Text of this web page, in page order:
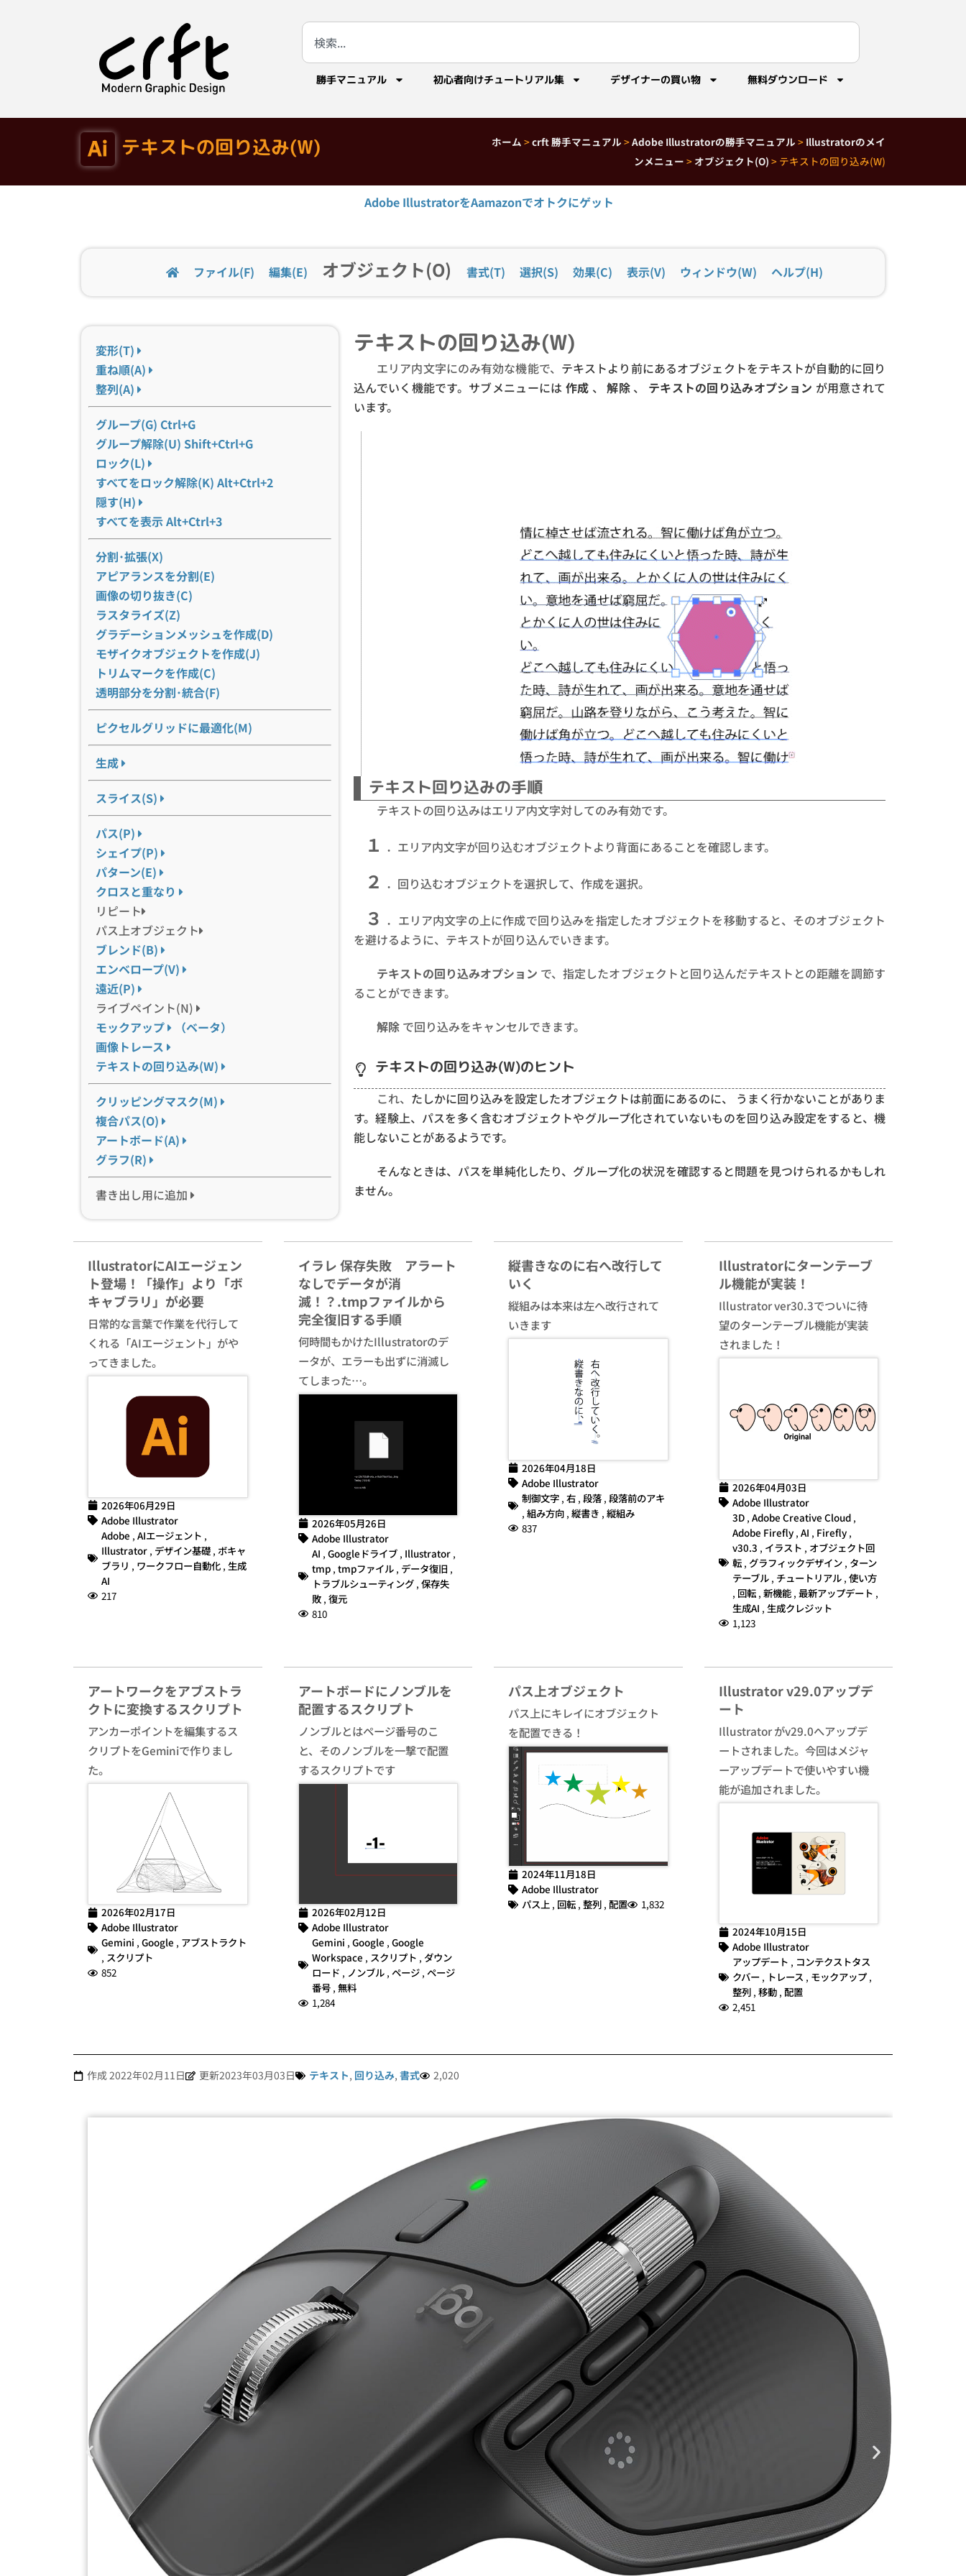
勝手マニュアル 初心者向けチュートリアル集 デザイナーの買い物 無料ダウンロード
テキストの回り込み(W) ホーム >crft 勝手マニュアル >Adobe Illustratorの勝手マニュアル > Illustratorのメイ
ンメニュー > オブジェクト(O) > テキストの回り込み(W)
Adobe IllustratorをAamazonでオトクにゲット
ファイル(F) 編集(E) オブジェクト(O) 書式(T) 選択(S) 効果(C) 表示(V) ウィンドウ(W) ヘルプ(H)
変形(T)
重ね順(A)
整列(A)
グループ(G) Ctrl+G
グループ解除(U) Shift+Ctrl+G
ロック(L)
すべてをロック解除(K) Alt+Ctrl+2
隠す(H)
すべてを表示 Alt+Ctrl+3
分割･拡張(X)
アピアランスを分割(E)
画像の切り抜き(C)
ラスタライズ(Z)
グラデーションメッシュを作成(D)
モザイクオブジェクトを作成(J)
トリムマークを作成(C)
透明部分を分割･統合(F)
ピクセルグリッドに最適化(M)
生成
スライス(S)
パス(P)
シェイプ(P)
パターン(E)
クロスと重なり
リピート
パス上オブジェクト
ブレンド(B)
エンベロープ(V)
遠近(P)
ライブペイント(N)
モックアップ
（ベータ）
画像トレース
テキストの回り込み(W)
クリッピングマスク(M)
複合パス(O)
アートボード(A)
グラフ(R)
書き出し用に追加
テキストの回り込み(W)
エリア内文字にのみ有効な機能で、 テキストより前にあるオブジェクトをテキストが自動的に回り
込んでいく機能です。サブメニューには 作成 、 解除 、 テキストの回り込みオプション が用意されて
います。
テキスト回り込みの手順
テキストの回り込みはエリア内文字対してのみ有効です。
１ ．エリア内文字が回り込むオブジェクトより背面にあることを確認します。
２ ．回り込むオブジェクトを選択して、作成を選択。
３ ．エリア内文字の上に作成で回り込みを指定したオブジェクトを移動すると、そのオブジェクト
を避けるように、テキストが回り込んでいきます。
テキストの回り込みオプション で、指定したオブジェクトと回り込んだテキストとの距離を調節す
ることができます。
解除で回り込みをキャンセルできます。
テキストの回り込み(W)のヒント
これ、 たしかに回り込みを設定したオブジェクトは前面にあるのに、
うまく行かないことがありま
す。経験上、パスを多く含むオブジェクトやグループ化されていないものを回り込み設定をすると、機
能しないことがあるようです。
そんなときは、パスを単純化したり、グループ化の状況を確認すると問題を見つけられるかもしれ
ません。
IllustratorにAIエージェン
ト登場！「操作」より「ボ
キャブラリ」が必要
日常的な言葉で作業を代行して
くれる「AIエージェント」がや
ってきました。
2026年06月29日
Adobe Illustrator
Adobe , AIエージェント ,
Illustrator , デザイン基礎 , ボキャ
ブラリ , ワークフロー自動化 , 生成
AI
217
イラレ 保存失敗 アラート
なしでデータが消
滅！？.tmpファイルから
完全復旧する手順
何時間もかけたIllustratorのデ
ータが、エラーも出ずに消滅し
てしまった…。
2026年05月26日
Adobe Illustrator
AI , Googleドライブ, Illustrator,
tmp, tmpファイル, データ復旧 ,
トラブルシューティング, 保存失
敗, 復元
810
縦書きなのに右へ改行して
いく
縦組みは本来は左へ改行されて
いきます
2026年04月18日
Adobe Illustrator
制御文字 , 右 , 段落 , 段落前のアキ
, 組み方向 , 縦書き , 縦組み
837
Illustratorにターンテーブ
ル機能が実装！
Illustrator ver30.3でついに待
望のターンテーブル機能が実装
されました！
2026年04月03日
Adobe Illustrator
3D, Adobe Creative Cloud,
Adobe Firefly, AI , Firefly,
v30.3 , イラスト , オブジェクト回
転, グラフィックデザイン, ターン
テーブル, チュートリアル, 使い方
, 回転, 新機能, 最新アップデート ,
生成AI , 生成クレジット
1,123
アートワークをアブストラ
クトに変換するスクリプト
アンカーポイントを編集するス
クリプトをGeminiで作りまし
た。
2026年02月17日
Adobe Illustrator
Gemini , Google , アブストラクト
, スクリプト
852
アートボードにノンブルを
配置するスクリプト
ノンブルとはページ番号のこ
と、そのノンブルを一撃で配置
するスクリプトです
2026年02月12日
Adobe Illustrator
Gemini , Google , Google
Workspace , スクリプト , ダウン
ロード , ノンブル, ページ, ページ
番号, 無料
1,284
パス上オブジェクト
パス上にキレイにオブジェクト
を配置できる！
2024年11月18日
Adobe Illustrator
パス上 , 回転 , 整列 , 配置 1,832
Illustrator v29.0アップデ
ート
Illustrator がv29.0へアップデ
ートされました。今回はメジャ
ーアップデートで使いやすい機
能が追加されました。
2024年10月15日
Adobe Illustrator
アップデート , コンテクストタス
クバー, トレース , モックアップ,
整列, 移動, 配置
2,451
作成2022年02月11日 更新2023年03月03日 テキスト, 回り込み, 書式 2,020